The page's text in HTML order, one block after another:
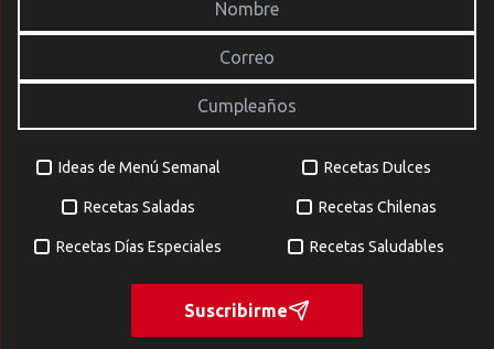
Ideas de Menú Semanal Recetas Dulces
Recetas Saladas Recetas Chilenas
Recetas Días Especiales Recetas Saludables
Suscribirme